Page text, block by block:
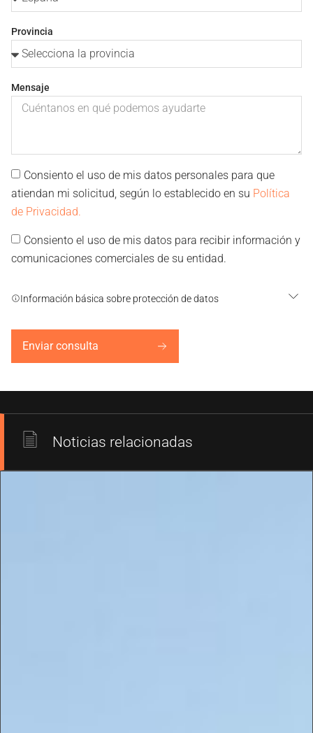
Provincia
Mensaje
Consiento el uso de mis datos personales para que
atiendan mi solicitud, según lo establecido en su Política
de Privacidad.
Consiento el uso de mis datos para recibir información y
comunicaciones comerciales de su entidad.
Información básica sobre protección de datos
Enviar consulta
Noticias relacionadas